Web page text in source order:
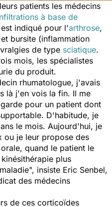
patients les médecins
à base de
indiqué pour l'arthrose,
et bursite (inflammation
de type sciatique.
mois, les spécialistes
du produit.
rhumatologue, j'avais
là j'en vois la fin. Il me
pour un patient dont
D'habitude, je
le mois. Aujourd'hui, je
ou je leur propose des
quand le patient le
plus
insiste Eric Senbel,
des médecins
de ces corticoïdes